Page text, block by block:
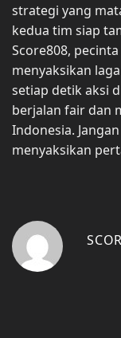
strategi yang
kedua tim siap
Score808,
menyaksikan
setiap detik aksi
berjalan fair dan
Indonesia.
menyaksikan